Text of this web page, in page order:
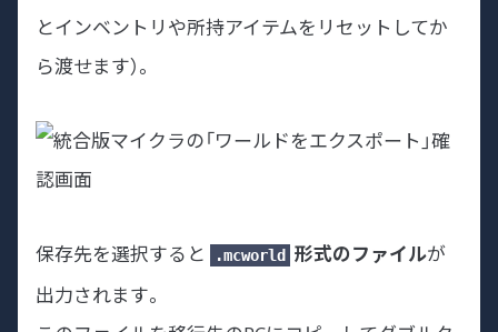
とインベントリや所持アイテムをリセットしてか
ら渡せます）。
保存先を選択すると .mcworld 形式のファイルが
出力されます。